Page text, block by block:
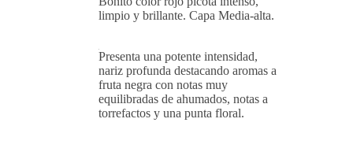
limpio y brillante. Capa Media-alta.
Presenta una potente intensidad,
nariz profunda destacando aromas a
fruta negra con notas muy
equilibradas de ahumados, notas a
torrefactos y una punta floral.